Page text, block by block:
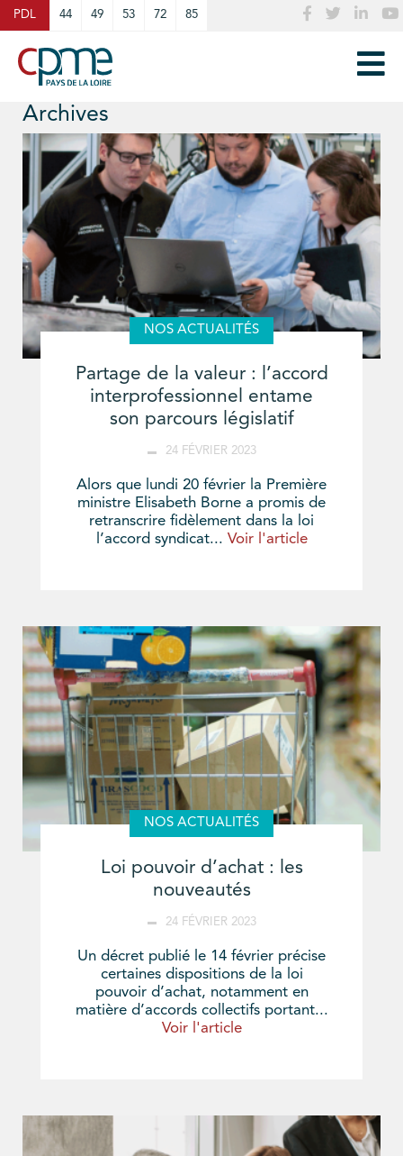
PDL 44 49 53 72 85
Archives
NOS ACTUALITÉS
Partage de la valeur : l’accord
interprofessionnel entame
son parcours législatif
24 FÉVRIER 2023
Alors que lundi 20 février la Première
ministre Elisabeth Borne a promis de
retranscrire fidèlement dans la loi
l’accord syndicat... Voir l'article
NOS ACTUALITÉS
Loi pouvoir d’achat : les
nouveautés
24 FÉVRIER 2023
Un décret publié le 14 février précise
certaines dispositions de la loi
pouvoir d’achat, notamment en
matière d’accords collectifs portant...
Voir l'article
Cookies management panel